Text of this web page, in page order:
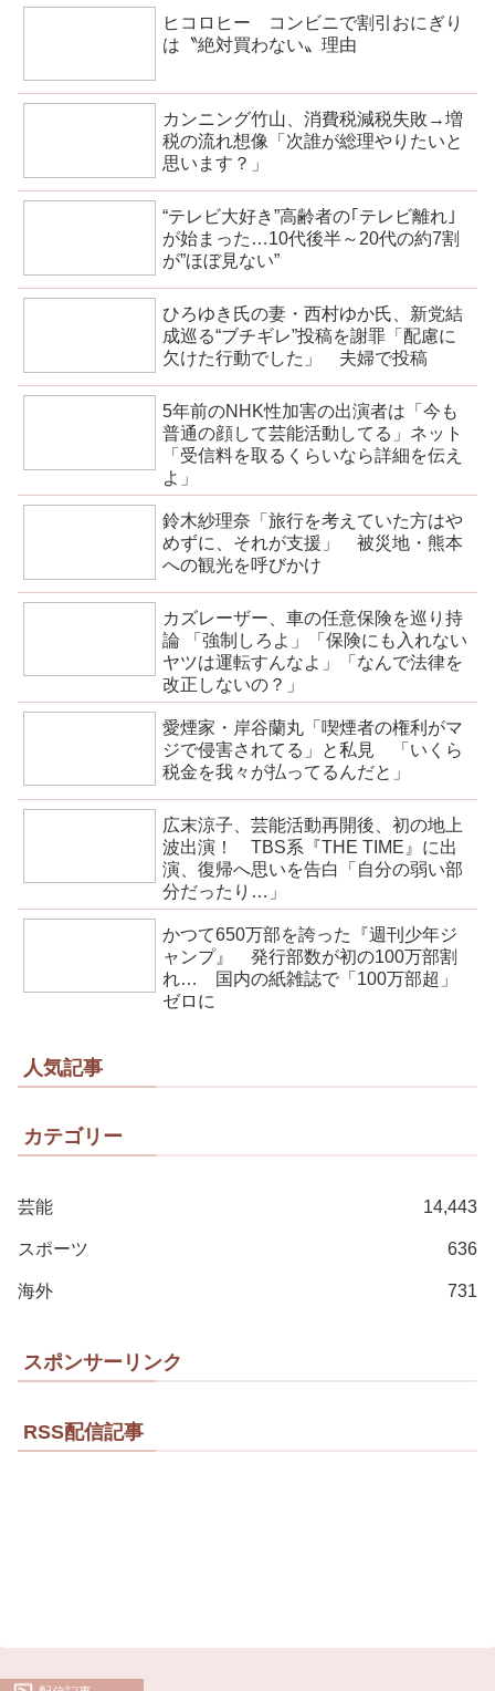
ヒコロヒー コンビニで割引おにぎり
は〝絶対買わない〟理由
カンニング竹山、消費税減税失敗→増
税の流れ想像「次誰が総理やりたいと
思います？」
“テレビ大好き”高齢者の｢テレビ離れ｣
が始まった…10代後半～20代の約7割
が”ほぼ見ない”
ひろゆき氏の妻・西村ゆか氏、新党結
成巡る“ブチギレ”投稿を謝罪「配慮に
欠けた行動でした」 夫婦で投稿
5年前のNHK性加害の出演者は「今も
普通の顔して芸能活動してる」ネット
「受信料を取るくらいなら詳細を伝え
よ」
鈴木紗理奈「旅行を考えていた方はや
めずに、それが支援」 被災地・熊本
への観光を呼びかけ
カズレーザー、車の任意保険を巡り持
論 「強制しろよ」「保険にも入れない
ヤツは運転すんなよ」「なんで法律を
改正しないの？」
愛煙家・岸谷蘭丸「喫煙者の権利がマ
ジで侵害されてる」と私見 「いくら
税金を我々が払ってるんだと」
広末涼子、芸能活動再開後、初の地上
波出演！ TBS系『THE TIME』に出
演、復帰へ思いを告白「自分の弱い部
分だったり…」
かつて650万部を誇った『週刊少年ジ
ャンプ』 発行部数が初の100万部割
れ… 国内の紙雑誌で「100万部超」
ゼロに
人気記事
カテゴリー
芸能 14,443
スポーツ 636
海外 731
スポンサーリンク
RSS配信記事